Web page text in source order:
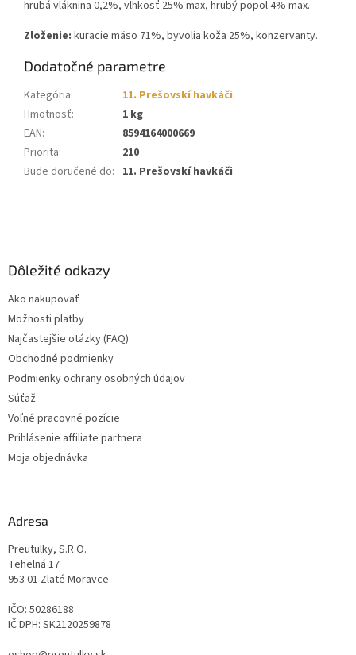
hrubá vláknina 0,2%, vlhkosť 25% max, hrubý popol 4% max.
Zloženie: kuracie mäso 71%, byvolia koža 25%, konzervanty.
Dodatočné parametre
Kategória:
11. Prešovskí havkáči
Hmotnosť:
1 kg
EAN:
8594164000669
Priorita:
210
Bude doručené do: 11. Prešovskí havkáči
Dôležité odkazy
Ako nakupovať
Možnosti platby
Najčastejšie otázky (FAQ)
Obchodné podmienky
Podmienky ochrany osobných údajov
Súťaž
Voľné pracovné pozície
Prihlásenie affiliate partnera
Moja objednávka
Adresa
Preutulky, S.R.O.
Tehelná 17
953 01 Zlaté Moravce
IČO: 50286188
IČ DPH: SK2120259878